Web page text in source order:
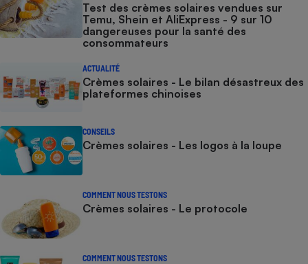
Test des crèmes solaires vendues sur
Temu, Shein et AliExpress - 9 sur 10
dangereuses pour la santé des
consommateurs
ACTUALITÉ
Crèmes solaires - Le bilan désastreux des
plateformes chinoises
CONSEILS
Crèmes solaires - Les logos à la loupe
COMMENT NOUS TESTONS
Crèmes solaires - Le protocole
COMMENT NOUS TESTONS